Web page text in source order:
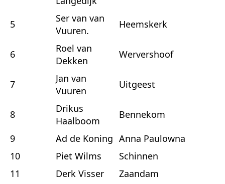
5
Ser van van
Vuuren.
Heemskerk
6
Roel van
Dekken
Wervershoof
7
Jan van
Vuuren
Uitgeest
8
Drikus
Haalboom
Bennekom
9
Ad de Koning Anna Paulowna
10
Piet Wilms
Schinnen
11
Derk Visser
Zaandam